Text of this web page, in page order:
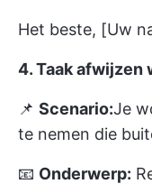
Het beste, [Uw
4. Taak afwijzen
📌 Scenario:Je
te nemen die
📧 Onderwerp: